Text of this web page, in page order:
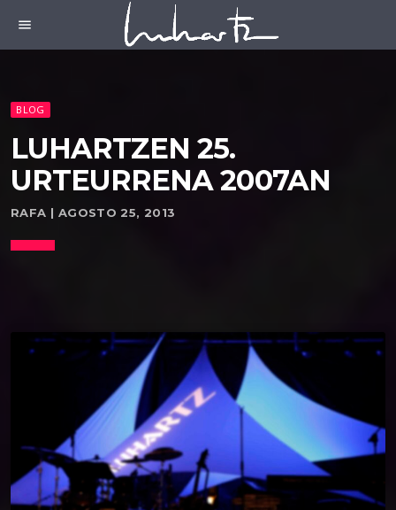
menu
BLOG
LUHARTZEN 25.
URTEURRENA 2007AN
RAFA | AGOSTO 25, 2013